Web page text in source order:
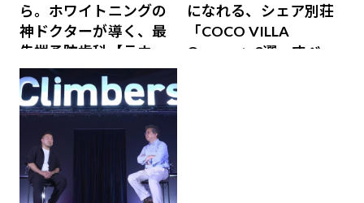
ら。ホワイトニングの
神ドクターが導く、最
先端予防歯科【ラウン
ジ会員特典あり】
になれる、シェア別荘
「COCO VILLA
Owners」3選。すべて